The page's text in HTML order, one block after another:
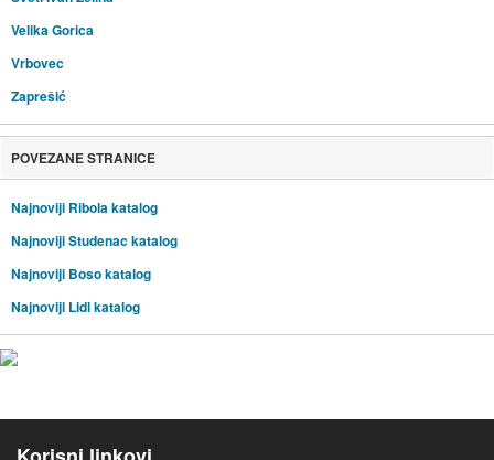
Velika Gorica
Vrbovec
Zaprešić
POVEZANE STRANICE
Najnoviji Ribola katalog
Najnoviji Studenac katalog
Najnoviji Boso katalog
Najnoviji Lidl katalog